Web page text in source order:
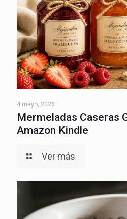
4 mayo, 2026
Mermeladas Caseras
Amazon Kindle
Ver más